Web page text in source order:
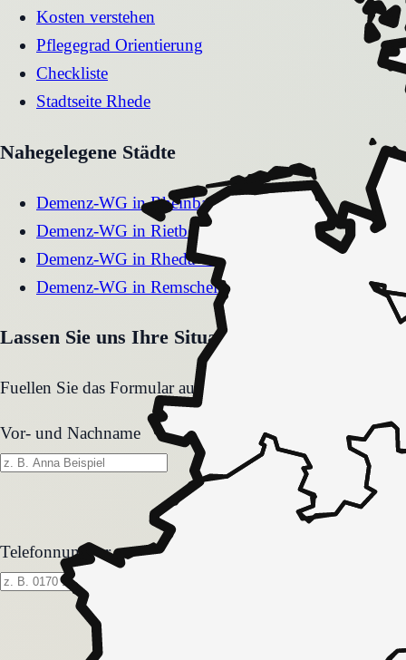
Kosten verstehen
Pflegegrad Orientierung
Checkliste
Stadtseite Rhede
Nahegelegene Städte
Demenz-WG inRheinbach
Demenz-WG in Rietberg
Demenz-WG in Rheda-Wiedenbrück
Demenz-WG in Remscheid
Lassen Sie uns Ihre Situation gemeinsam
Fuellen Sie das Formular aus. Wir melden uns zeitnah
Vor- und Nachname
Telefonnummer